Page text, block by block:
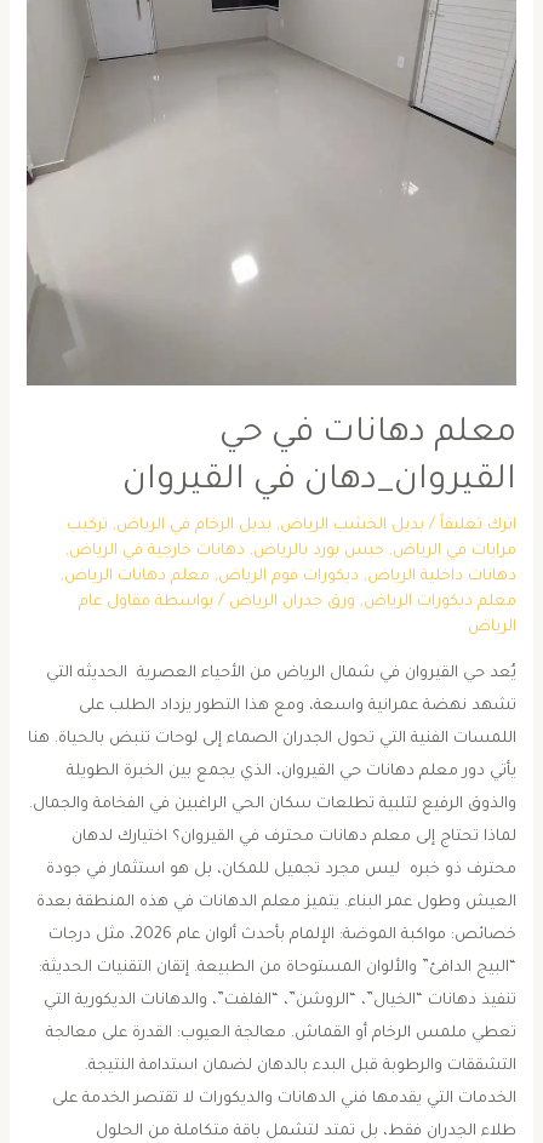
معلم دهانات في حي
القيروان_دهان في القيروان
اترك تعليقاً / بديل الخشب الرياض, بديل الرخام في الرياض, تركيب
مرايات في الرياض, جبس بورد بالرياض, دهانات خارجية في الرياض,
دهانات داخلية الرياض, ديكورات فوم الرياض, معلم دهانات الرياض,
معلم ديكورات الرياض, ورق جدران الرياض / بواسطة مقاول عام
الرياض
يُعد حي القيروان في شمال الرياض من الأحياء العصرية الحديثه التي
تشهد نهضة عمرانية واسعة، ومع هذا التطور يزداد الطلب على
اللمسات الفنية التي تحول الجدران الصماء إلى لوحات تنبض بالحياة. هنا
يأتي دور معلم دهانات حي القيروان، الذي يجمع بين الخبرة الطويلة
والذوق الرفيع لتلبية تطلعات سكان الحي الراغبين في الفخامة والجمال.
​لماذا تحتاج إلى معلم دهانات محترف في القيروان؟ ​اختيارك لدهان
محترف ذو خبره ليس مجرد تجميل للمكان، بل هو استثمار في جودة
العيش وطول عمر البناء. يتميز معلم الدهانات في هذه المنطقة بعدة
خصائص: ​مواكبة الموضة: الإلمام بأحدث ألوان عام 2026، مثل درجات
“البيج الدافئ” والألوان المستوحاة من الطبيعة. ​إتقان التقنيات الحديثة:
تنفيذ دهانات “الخيال”، “الروشن”، “الفلفت”، والدهانات الديكورية التي
تعطي ملمس الرخام أو القماش. ​معالجة العيوب: القدرة على معالجة
التشققات والرطوبة قبل البدء بالدهان لضمان استدامة النتيجة. ​
الخدمات التي يقدمها فني الدهانات والديكورات ​لا تقتصر الخدمة على
طلاء الجدران فقط، بل تمتد لتشمل باقة متكاملة من الحلول